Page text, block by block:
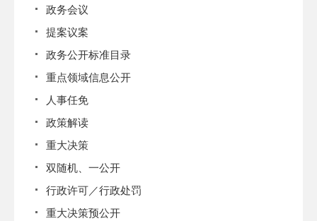
政务会议
提案议案
政务公开标准目录
重点领域信息公开
人事任免
政策解读
重大决策
双随机、一公开
行政许可／行政处罚
重大决策预公开